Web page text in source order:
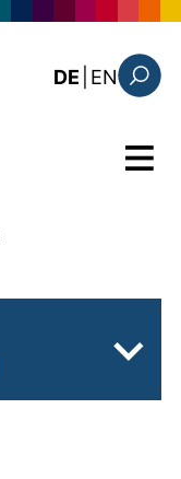
DE EN: this
Menü